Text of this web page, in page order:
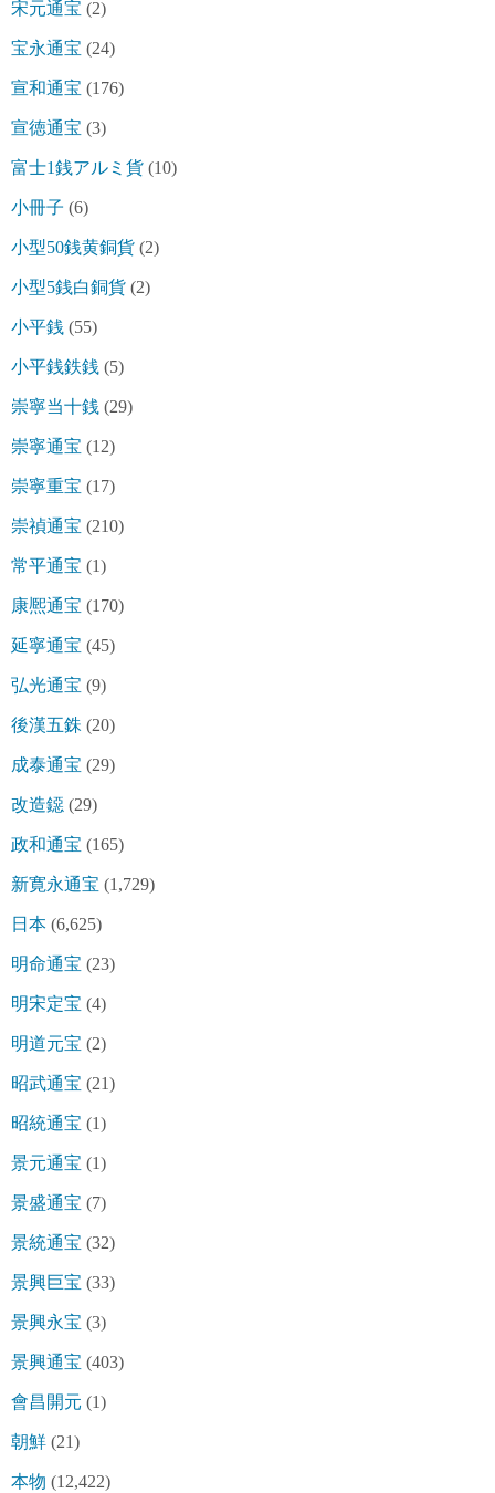
宋元通宝 (2)
宝永通宝 (24)
宣和通宝 (176)
宣徳通宝 (3)
富士1銭アルミ貨 (10)
小冊子 (6)
小型50銭黄銅貨 (2)
小型5銭白銅貨 (2)
小平銭 (55)
小平銭鉄銭 (5)
崇寧当十銭 (29)
崇寧通宝 (12)
崇寧重宝 (17)
崇禎通宝 (210)
常平通宝 (1)
康熈通宝 (170)
延寧通宝 (45)
弘光通宝 (9)
後漢五銖 (20)
成泰通宝 (29)
改造鐚 (29)
政和通宝 (165)
新寛永通宝 (1,729)
日本 (6,625)
明命通宝 (23)
明宋定宝 (4)
明道元宝 (2)
昭武通宝 (21)
昭統通宝 (1)
景元通宝 (1)
景盛通宝 (7)
景統通宝 (32)
景興巨宝 (33)
景興永宝 (3)
景興通宝 (403)
會昌開元 (1)
朝鮮 (21)
本物 (12,422)